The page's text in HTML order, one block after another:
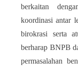
berkaitan
koordinasi antar
birokrasi serta
berharap BNPB
permasalahan